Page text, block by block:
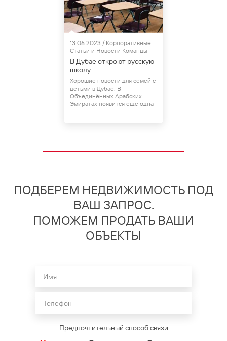
13.06.2023 / Корпоративные
Статьи и Новости Команды
В Дубае откроют русскую
школу
Хорошие новости для семей с
детьми в Дубае. В
Объединённых Арабских
Эмиратах появится еще одна
...
ПОДБЕРЕМ НЕДВИЖИМОСТЬ ПОД
ВАШ ЗАПРОС.
ПОМОЖЕМ ПРОДАТЬ ВАШИ
ОБЪЕКТЫ
Предпочтительный способ связи